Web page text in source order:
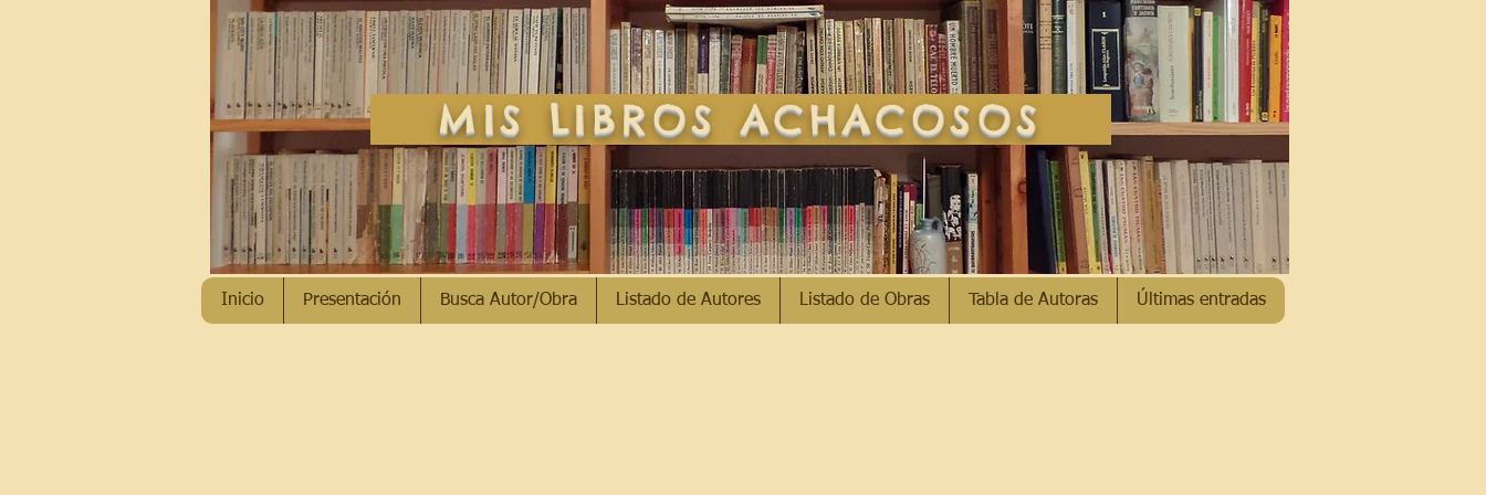
MIS LIBROS ACHACOSOS
Inicio Presentación Busca Autor/Obra Listado de Autores Listado de Obras Tabla de Autoras Últimas entradas